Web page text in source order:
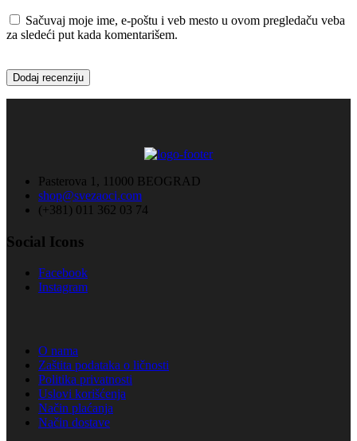
Sačuvaj moje ime, e-poštu i veb mesto u ovom pregledaču veba
za sledeći put kada komentarišem.
Pasterova 1, 11000 BEOGRAD
shop@svezaoci.com
(+381) 011 362 03 74
Social Icons
Facebook
Instagram
O nama
Zaštita podataka o ličnosti
Politika privatnosti
Uslovi korišćenja
Način plaćanja
Način dostave